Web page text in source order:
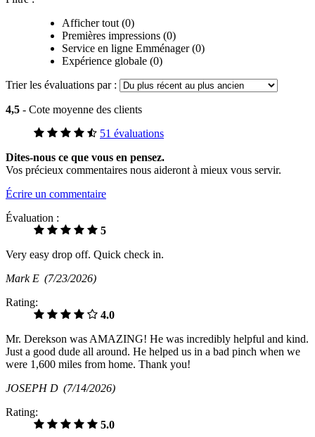
Afficher tout (0)
Premières impressions (0)
Service en ligne Emménager (0)
Expérience globale (0)
Trier les évaluations par :
4,5 - Cote moyenne des clients
51 évaluations
Dites-nous ce que vous en pensez.
Vos précieux commentaires nous aideront à mieux vous servir.
Écrire un commentaire
Évaluation :
5
Very easy drop off. Quick check in.
Mark E (7/23/2026)
Rating:
4.0
Mr. Derekson was AMAZING! He was incredibly helpful and kind.
Just a good dude all around. He helped us in a bad pinch when we
were 1,600 miles from home. Thank you!
JOSEPH D (7/14/2026)
Rating:
5.0